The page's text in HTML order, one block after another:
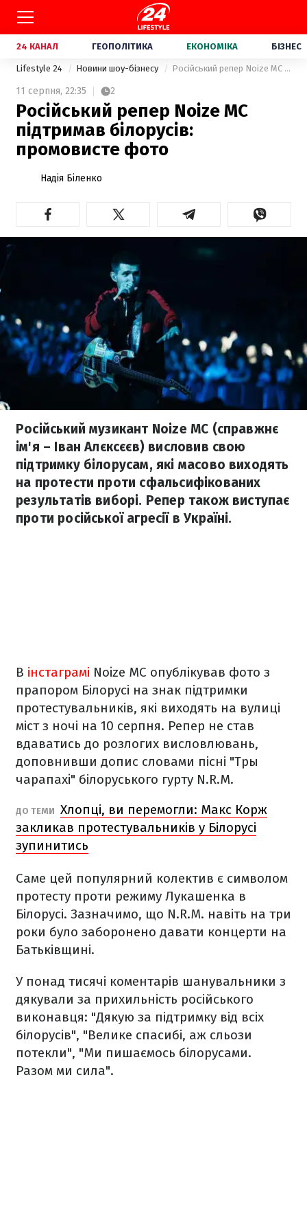
24 КАНАЛ ГЕОПОЛІТИКА ЕКОНОМІКА БІЗНЕС
Lifestyle 24 Новини шоу-бізнесу Російський репер Noize MC підтримав білорусів: промовисте фото
11 серпня, 22:35 2
Російський репер Noize MC
підтримав білорусів:
промовисте фото
Надія Біленко
Російський музикант Noize MC (справжнє
ім'я – Іван Алєксєєв) висловив свою
підтримку білорусам, які масово виходять
на протести проти сфальсифікованих
результатів виборі. Репер також виступає
проти російської агресії в Україні.
В інстаграмі Noize MC опублікував фото з
прапором Білорусі на знак підтримки
протестувальників, які виходять на вулиці
міст з ночі на 10 серпня. Репер не став
вдаватись до розлогих висловлювань,
доповнивши допис словами пісні "Тры
чарапахi" білоруського гурту N.R.M.
ДО ТЕМИ Хлопці, ви перемогли: Макс Корж
закликав протестувальників у Білорусі
зупинитись
Саме цей популярний колектив є символом
протесту проти режиму Лукашенка в
Білорусі. Зазначимо, що N.R.M. навіть на три
роки було заборонено давати концерти на
Батьківщині.
У понад тисячі коментарів шанувальники з
дякували за прихильність російського
виконавця: "Дякую за підтримку від всіх
білорусів", "Велике спасибі, аж сльози
потекли", "Ми пишаємось білорусами.
Разом ми сила".